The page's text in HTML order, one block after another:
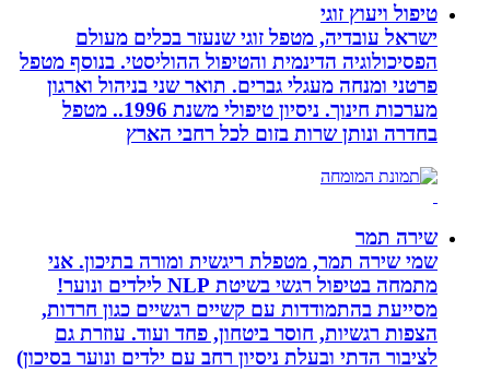
טיפול ויעוץ זוגי
ישראל עובדיה, מטפל זוגי שנעזר בכלים מעולם
הפסיכולוגיה הדינמית והטיפול ההוליסטי. בנוסף מטפל
פרטני ומנחה מעגלי גברים. תואר שני בניהול וארגון
מערכות חינוך. ניסיון טיפולי משנת 1996.. מטפל
בחדרה ונותן שרות בזום לכל רחבי הארץ
שירה תמר
שמי שירה תמר, מטפלת ריגשית ומורה בתיכון. אני
מתמחה בטיפול רגשי בשיטת NLP לילדים ונוער!
מסייעת בהתמודדות עם קשיים רגשיים כגון חרדות,
הצפות רגשיות, חוסר ביטחון, פחד ועוד. עוזרת גם
לציבור הדתי ובעלת ניסיון רחב עם ילדים ונוער בסיכון)